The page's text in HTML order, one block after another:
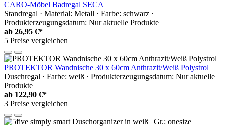
CARO-Möbel Badregal SECA
Standregal · Material: Metall · Farbe: schwarz ·
Produkterzeugungsdatum: Nur aktuelle Produkte
ab 26,95 €*
5 Preise vergleichen
PROTEKTOR Wandnische 30 x 60cm Anthrazit/Weiß Polystrol
Duschregal · Farbe: weiß · Produkterzeugungsdatum: Nur aktuelle
Produkte
ab 122,90 €*
3 Preise vergleichen